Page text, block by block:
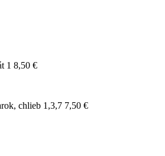
1 8,50 €
chlieb 1,3,7 7,50 €